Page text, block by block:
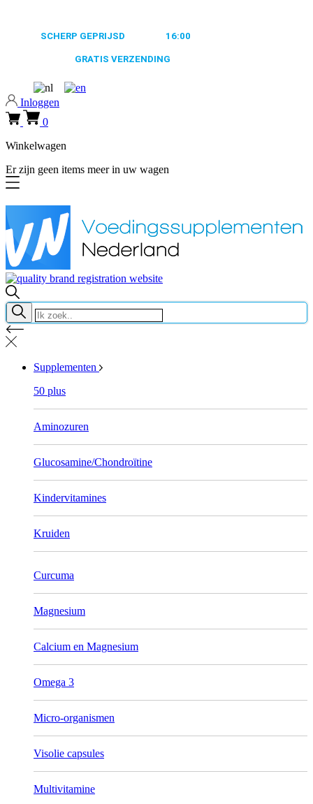
SCHERP GEPRIJSD 16:00
GRATIS VERZENDING
Inloggen
0
Winkelwagen
Er zijn geen items meer in uw wagen
Supplementen
50 plus
Aminozuren
Glucosamine/Chondroïtine
Kindervitamines
Kruiden
Curcuma
Magnesium
Calcium en Magnesium
Omega 3
Micro-organismen
Visolie capsules
Multivitamine